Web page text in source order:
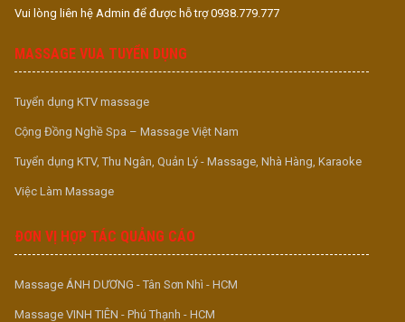
Vui lòng liên hệ Admin để được hỗ trợ 0938.779.777
MASSAGE VUA TUYỂN DỤNG
Tuyển dụng KTV massage
Cộng Đồng Nghề Spa – Massage Việt Nam
Tuyển dụng KTV, Thu Ngân, Quản Lý - Massage, Nhà Hàng, Karaoke
Việc Làm Massage
ĐƠN VỊ HỢP TÁC QUẢNG CÁO
Massage ÁNH DƯƠNG - Tân Sơn Nhì - HCM
Massage VINH TIÊN - Phú Thạnh - HCM